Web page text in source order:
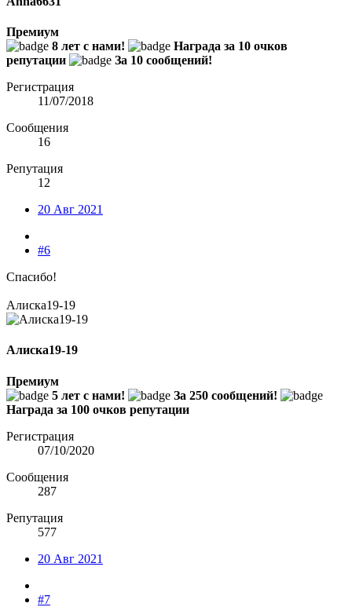
Премиум
8 лет с нами!
Награда за 10 очков
репутации
За 10 сообщений!
Регистрация
11/07/2018
Сообщения
16
Репутация
12
20 Авг 2021
#6
Спасибо!
Алиска19-19
Алиска19-19
Премиум
5 лет с нами!
За 250 сообщений!
Награда за 100 очков репутации
Регистрация
07/10/2020
Сообщения
287
Репутация
577
20 Авг 2021
#7